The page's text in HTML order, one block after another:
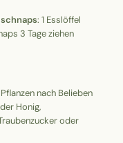
: 1 Esslöffel
3 Tage ziehen
nach Belieben
Honig,
oder